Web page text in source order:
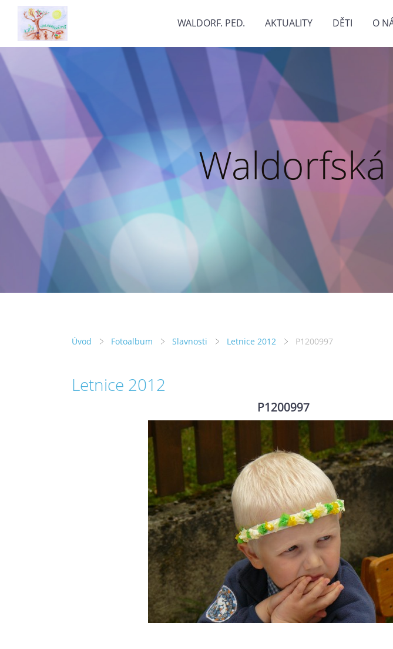
WALDORF. PED. AKTUALITY DĚTI O
Úvod Fotoalbum Slavnosti Letnice 2012 P1200997
Letnice 2012
P1200997